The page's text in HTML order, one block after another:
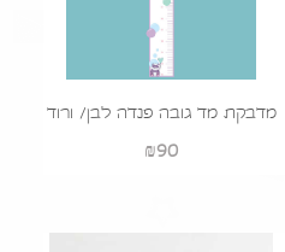
מדבקת מד גובה פנדה לבן/ ורוד
₪90